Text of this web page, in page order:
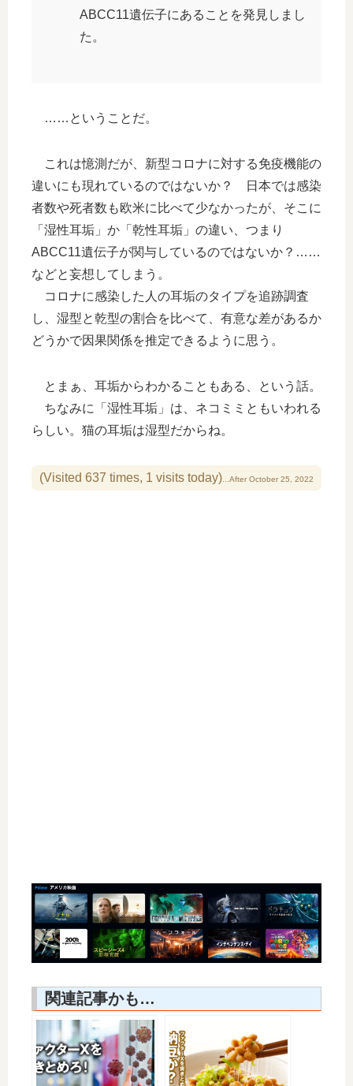
ABCC11遺伝子にあることを発見しまし
た。
……ということだ。
これは憶測だが、新型コロナに対する免疫機能の
違いにも現れているのではないか？ 日本では感染
者数や死者数も欧米に比べて少なかったが、そこに
「湿性耳垢」か「乾性耳垢」の違い、つまり
ABCC11遺伝子が関与しているのではないか？……
などと妄想してしまう。
コロナに感染した人の耳垢のタイプを追跡調査
し、湿型と乾型の割合を比べて、有意な差があるか
どうかで因果関係を推定できるように思う。
とまぁ、耳垢からわかることもある、という話。
ちなみに「湿性耳垢」は、ネコミミともいわれる
らしい。猫の耳垢は湿型だからね。
(Visited 637 times, 1 visits today)
関連記事かも…